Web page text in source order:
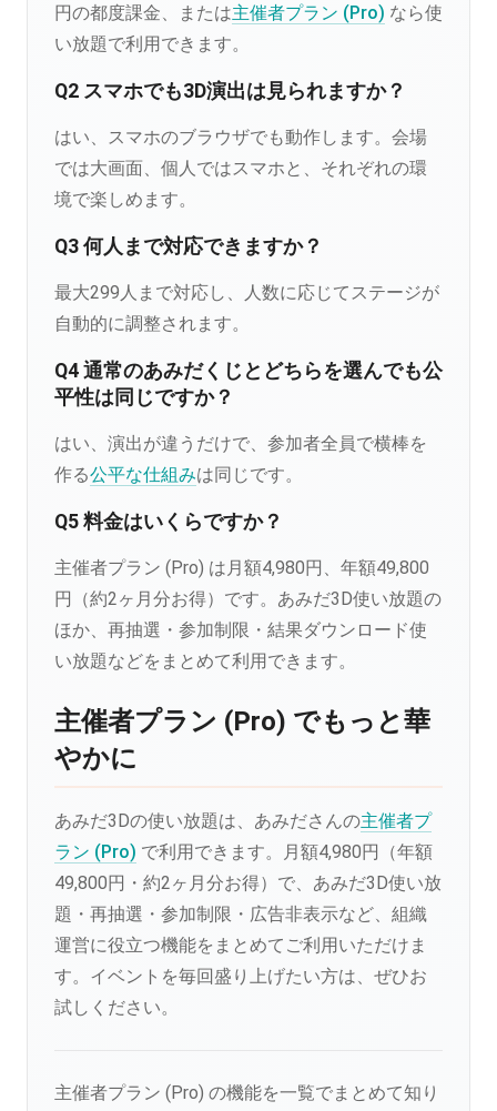
円の都度課金、または主催者プラン (Pro) なら使
い放題で利用できます。
Q2 スマホでも3D演出は見られますか？
はい、スマホのブラウザでも動作します。会場
では大画面、個人ではスマホと、それぞれの環
境で楽しめます。
Q3 何人まで対応できますか？
最大299人まで対応し、人数に応じてステージが
自動的に調整されます。
Q4 通常のあみだくじとどちらを選んでも公
平性は同じですか？
はい、演出が違うだけで、参加者全員で横棒を
作る公平な仕組みは同じです。
Q5 料金はいくらですか？
主催者プラン (Pro) は月額4,980円、年額49,800
円（約2ヶ月分お得）です。あみだ3D使い放題の
ほか、再抽選・参加制限・結果ダウンロード使
い放題などをまとめて利用できます。
主催者プラン (Pro) でもっと華
やかに
あみだ3Dの使い放題は、あみださんの主催者プ
ラン (Pro) で利用できます。月額4,980円（年額
49,800円・約2ヶ月分お得）で、あみだ3D使い放
題・再抽選・参加制限・広告非表示など、組織
運営に役立つ機能をまとめてご利用いただけま
す。イベントを毎回盛り上げたい方は、ぜひお
試しください。
主催者プラン (Pro) の機能を一覧でまとめて知り